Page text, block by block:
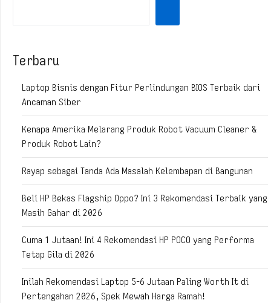
Terbaru
Laptop Bisnis dengan Fitur Perlindungan BIOS Terbaik dari
Ancaman Siber
Kenapa Amerika Melarang Produk Robot Vacuum Cleaner &
Produk Robot Lain?
Rayap sebagai Tanda Ada Masalah Kelembapan di Bangunan
Beli HP Bekas Flagship Oppo? Ini 3 Rekomendasi Terbaik yang
Masih Gahar di 2026
Cuma 1 Jutaan! Ini 4 Rekomendasi HP POCO yang Performa
Tetap Gila di 2026
Inilah Rekomendasi Laptop 5-6 Jutaan Paling Worth It di
Pertengahan 2026, Spek Mewah Harga Ramah!